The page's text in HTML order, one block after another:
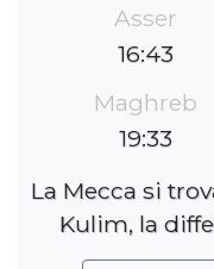
Asser
16:43
Maghreb
19:33
La Mecca si
Kulim, la